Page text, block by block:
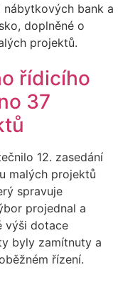
bank a
doplněné o
projektů.
řídicího
37
12. zasedání
malých projektů
spravuje
projednal a
výši dotace
byly zamítnuty a
řízení.